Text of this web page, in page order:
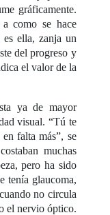
gráficamente.
como se hace
es ella, zanja un
del progreso y
el valor de la
ya de mayor
visual. “Tú te
falta más”, se
muchas
pero ha sido
tenía glaucoma,
no circula
el nervio óptico.